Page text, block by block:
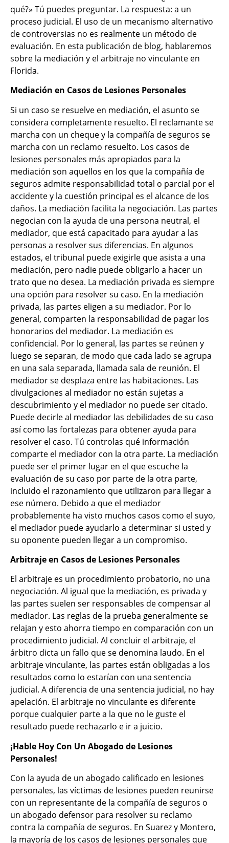
qué?» Tú puedes preguntar. La respuesta: a un
proceso judicial. El uso de un mecanismo alternativo
de controversias no es realmente un método de
evaluación. En esta publicación de blog, hablaremos
sobre la mediación y el arbitraje no vinculante en
Florida.
Mediación en Casos de Lesiones Personales
Si un caso se resuelve en mediación, el asunto se
considera completamente resuelto. El reclamante se
marcha con un cheque y la compañía de seguros se
marcha con un reclamo resuelto. Los casos de
lesiones personales más apropiados para la
mediación son aquellos en los que la compañía de
seguros admite responsabilidad total o parcial por el
accidente y la cuestión principal es el alcance de los
daños. La mediación facilita la negociación. Las partes
negocian con la ayuda de una persona neutral, el
mediador, que está capacitado para ayudar a las
personas a resolver sus diferencias. En algunos
estados, el tribunal puede exigirle que asista a una
mediación, pero nadie puede obligarlo a hacer un
trato que no desea. La mediación privada es siempre
una opción para resolver su caso. En la mediación
privada, las partes eligen a su mediador. Por lo
general, comparten la responsabilidad de pagar los
honorarios del mediador. La mediación es
confidencial. Por lo general, las partes se reúnen y
luego se separan, de modo que cada lado se agrupa
en una sala separada, llamada sala de reunión. El
mediador se desplaza entre las habitaciones. Las
divulgaciones al mediador no están sujetas a
descubrimiento y el mediador no puede ser citado.
Puede decirle al mediador las debilidades de su caso
así como las fortalezas para obtener ayuda para
resolver el caso. Tú controlas qué información
comparte el mediador con la otra parte. La mediación
puede ser el primer lugar en el que escuche la
evaluación de su caso por parte de la otra parte,
incluido el razonamiento que utilizaron para llegar a
ese número. Debido a que el mediador
probablemente ha visto muchos casos como el suyo,
el mediador puede ayudarlo a determinar si usted y
su oponente pueden llegar a un compromiso.
Arbitraje en Casos de Lesiones Personales
El arbitraje es un procedimiento probatorio, no una
negociación. Al igual que la mediación, es privada y
las partes suelen ser responsables de compensar al
mediador. Las reglas de la prueba generalmente se
relajan y esto ahorra tiempo en comparación con un
procedimiento judicial. Al concluir el arbitraje, el
árbitro dicta un fallo que se denomina laudo. En el
arbitraje vinculante, las partes están obligadas a los
resultados como lo estarían con una sentencia
judicial. A diferencia de una sentencia judicial, no hay
apelación. El arbitraje no vinculante es diferente
porque cualquier parte a la que no le guste el
resultado puede rechazarlo e ir a juicio.
¡Hable Hoy Con Un Abogado de Lesiones
Personales!
Con la ayuda de un abogado calificado en lesiones
personales, las víctimas de lesiones pueden reunirse
con un representante de la compañía de seguros o
un abogado defensor para resolver su reclamo
contra la compañía de seguros. En Suarez y Montero,
la mayoría de los casos de lesiones personales que